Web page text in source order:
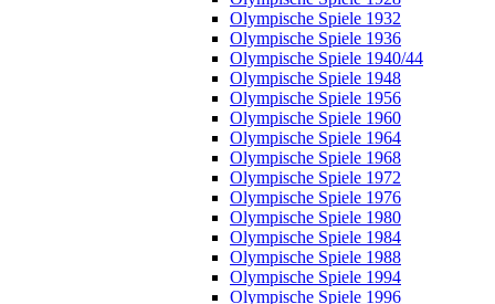
Olympische Spiele 1932
Olympische Spiele 1936
Olympische Spiele 1940/44
Olympische Spiele 1948
Olympische Spiele 1956
Olympische Spiele 1960
Olympische Spiele 1964
Olympische Spiele 1968
Olympische Spiele 1972
Olympische Spiele 1976
Olympische Spiele 1980
Olympische Spiele 1984
Olympische Spiele 1988
Olympische Spiele 1994
Olympische Spiele 1996